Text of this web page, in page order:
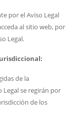
por el Aviso Legal
al sitio web, por
Legal.
de la
se regirán por
de los